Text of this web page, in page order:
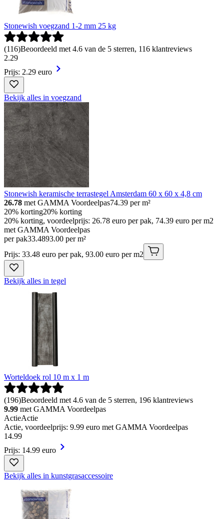
Stonewish voegzand 1-2 mm 25 kg
(116)Beoordeeld met 4.6 van de 5 sterren, 116 klantreviews
2.29
Prijs: 2.29 euro
Bekijk alles in voegzand
Stonewish keramische terrastegel Amsterdam 60 x 60 x 4,8 cm
26.78 met GAMMA Voordeelpas74.39 per m²
20% korting20% korting
20% korting, voordeelprijs: 26.78 euro per pak, 74.39 euro per m2
met GAMMA Voordeelpas
per pak33.4893.00 per m²
Prijs: 33.48 euro per pak, 93.00 euro per m2
Bekijk alles in tegel
Worteldoek rol 10 m x 1 m
(196)Beoordeeld met 4.6 van de 5 sterren, 196 klantreviews
9.99 met GAMMA Voordeelpas
ActieActie
Actie, voordeelprijs: 9.99 euro met GAMMA Voordeelpas
14.99
Prijs: 14.99 euro
Bekijk alles in kunstgrasaccessoire